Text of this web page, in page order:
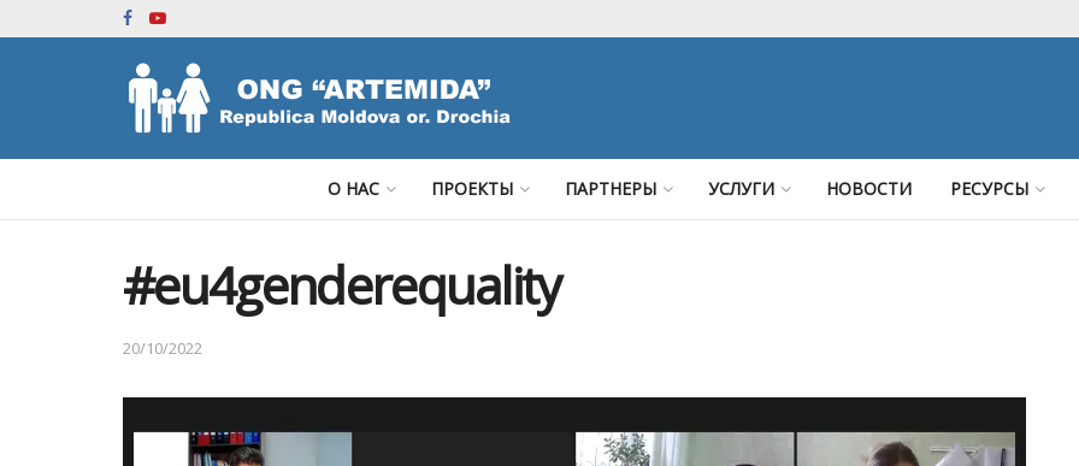
О НАС ПРОЕКТЫ ПАРТНЕРЫ УСЛУГИ НОВОСТИ РЕСУРСЫ
#eu4genderequality
20/10/2022